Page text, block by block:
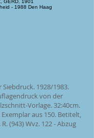
Siebdruck. 1928/1983.
von der
Vorlage. 32:40cm.
aus 150. Betitelt,
(943) Wvz. 122 - Abzug